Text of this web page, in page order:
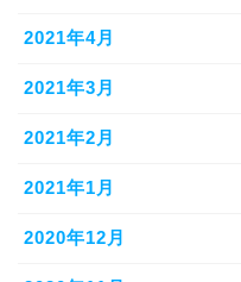
2021年4月
2021年3月
2021年2月
2021年1月
2020年12月